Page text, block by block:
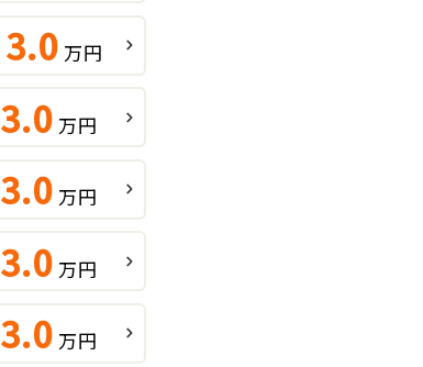
3.0 万円
3.0 万円
3.0 万円
3.0 万円
3.0 万円